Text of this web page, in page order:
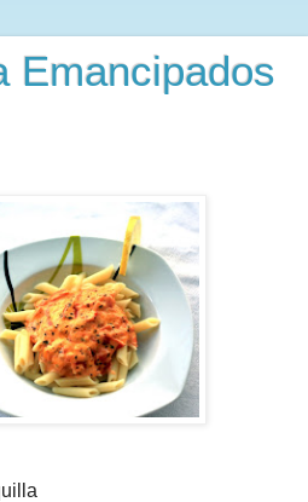
Emancipados